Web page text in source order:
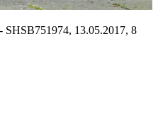
- SHSB751974, 13.05.2017, 8